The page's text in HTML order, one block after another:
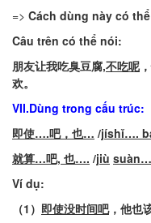
=> Cách dùng này có thể
Câu trên có thể nói:
朋友让我吃臭豆腐,不吃呢
欢。
VII.Dùng trong cấu trúc:
即使….吧，也… /jíshǐ….
就算…吧, 也…. /jiù suàn…
Ví dụ:
（1 ） 即使没时间吧，他也